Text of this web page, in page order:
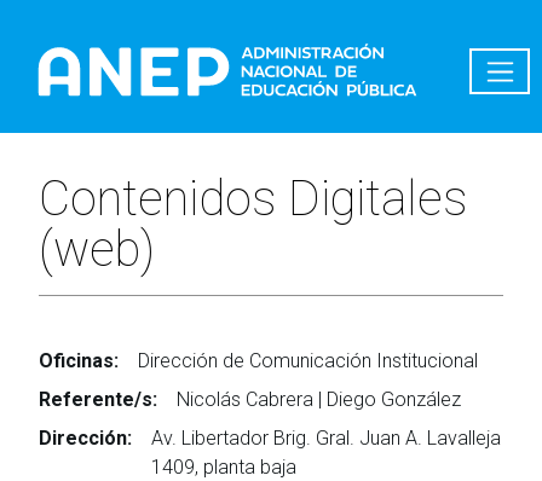
Contenidos Digitales
(web)
Oficinas:
Dirección de Comunicación Institucional
Referente/s:
Nicolás Cabrera | Diego González
Dirección:
Av. Libertador Brig. Gral. Juan A. Lavalleja
1409, planta baja